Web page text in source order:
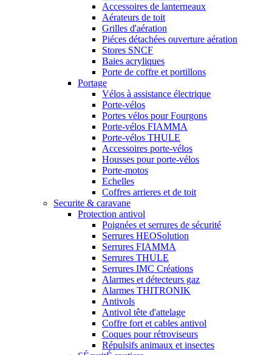
Accessoires de lanterneaux
Aérateurs de toit
Grilles d'aération
Piéces détachées ouverture aération
Stores SNCF
Baies acryliques
Porte de coffre et portillons
Portage
Vélos à assistance électrique
Porte-vélos
Portes vélos pour Fourgons
Porte-vélos FIAMMA
Porte-vélos THULE
Accessoires porte-vélos
Housses pour porte-vélos
Porte-motos
Echelles
Coffres arrieres et de toit
Securite & caravane
Protection antivol
Poignées et serrures de sécurité
Serrures HEOSolution
Serrures FIAMMA
Serrures THULE
Serrures IMC Créations
Alarmes et détecteurs gaz
Alarmes THITRONIK
Antivols
Antivol tête d'attelage
Coffre fort et cables antivol
Coques pour rétroviseurs
Répulsifs animaux et insectes